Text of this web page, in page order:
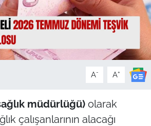
A- A+
müdürlüğü) olarak
çalışanlarının alacağı